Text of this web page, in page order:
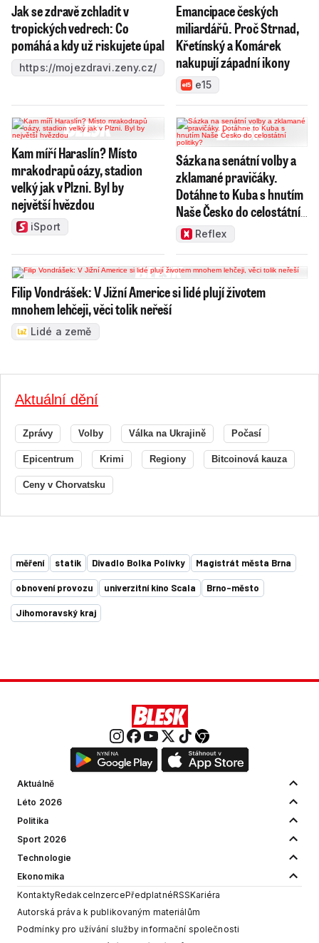
Jak se zdravě zchladit v
tropických vedrech: Co
pomáhá a kdy už riskujete úpal
https://mojezdravi.zeny.cz/
Emancipace českých
miliardářů. Proč Strnad,
Křetínský a Komárek
nakupují západní ikony
e15
Kam míří Haraslín? Místo
mrakodrapů oázy, stadion
velký jak v Plzni. Byl by
největší hvězdou
iSport
Sázka na senátní volby a
zklamané pravičáky.
Dotáhne to Kuba s hnutím
Naše Česko do celostátní
politiky?
Reflex
Filip Vondrášek: V Jižní Americe si lidé plují životem
mnohem lehčeji, věci tolik neřeší
Lidé a země
Aktuální dění
Zprávy Volby Válka na Ukrajině Počasí
Epicentrum Krimi Regiony Bitcoinová kauza
Ceny v Chorvatsku
měření statik Divadlo Bolka Polívky Magistrát města Brna
obnovení provozu univerzitní kino Scala Brno-město
Jihomoravský kraj
Aktuálně
Léto 2026
Politika
Sport 2026
Technologie
Ekonomika
KontaktyRedakceInzercePředplatnéRSSKariéra
Autorská práva k publikovaným materiálům
Podmínky pro užívání služby informační společnosti